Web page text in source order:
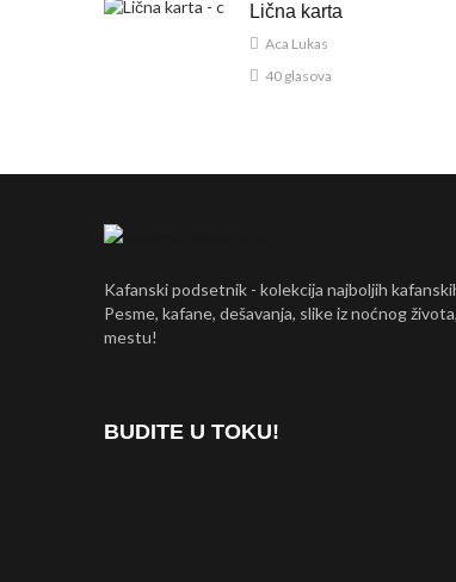
Lična karta
Aca Lukas
40 glasova
Kafanski podsetnik - kolekcija najboljih
Pesme, kafane, dešavanja, slike iz noćnog
mestu!
BUDITE U TOKU!